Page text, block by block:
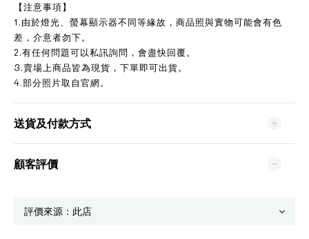
【注意事項】
1.由於燈光、螢幕顯示器不同等緣故，商品照與實物可能會有色
差，介意者勿下。
2.有任何問題可以私訊詢問，會盡快回覆。
3.賣場上商品皆為現貨，下單即可出貨。
4.部分照片取自官網。
送貨及付款方式
顧客評價